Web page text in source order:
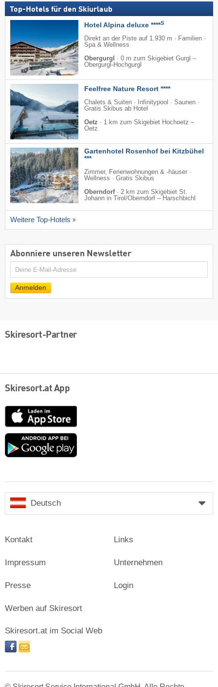
Top-Hotels für den Skiurlaub
Hotel Alpina deluxe ****S
Direkt an der Piste auf 1.930 m · Familien ·
Spa & Wellness
Obergurgl
· 0 m zum Skigebiet Gurgl –
Obergurgl-Hochgurgl
Feelfree Nature Resort ****
Chalets & Suiten · Infinitypool · Saunen ·
Gratis Skibus ab Hotel
Oetz · 1 km zum Skigebiet Hochoetz –
Oetz
Gartenhotel Rosenhof bei Kitzbühel
***
Zimmer, Ferienwohnungen & -häuser ·
Wellness · Gratis Skibus
Oberndorf · 2 km zum Skigebiet St.
Johann in Tirol/​Oberndorf – Harschbichl
Weitere Top-Hotels
Abonniere unseren Newsletter
E-
Anmelden
Skiresort-Partner
Skiresort.at App
App
Store
Google
Deutsch
Kontakt
Impressum
Presse
Links
Unternehmen
Login
Werben auf Skiresort
Skiresort.at im Social Web
facebooknewsletter